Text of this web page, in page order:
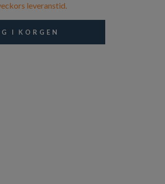
leveranstid.
I KORGEN